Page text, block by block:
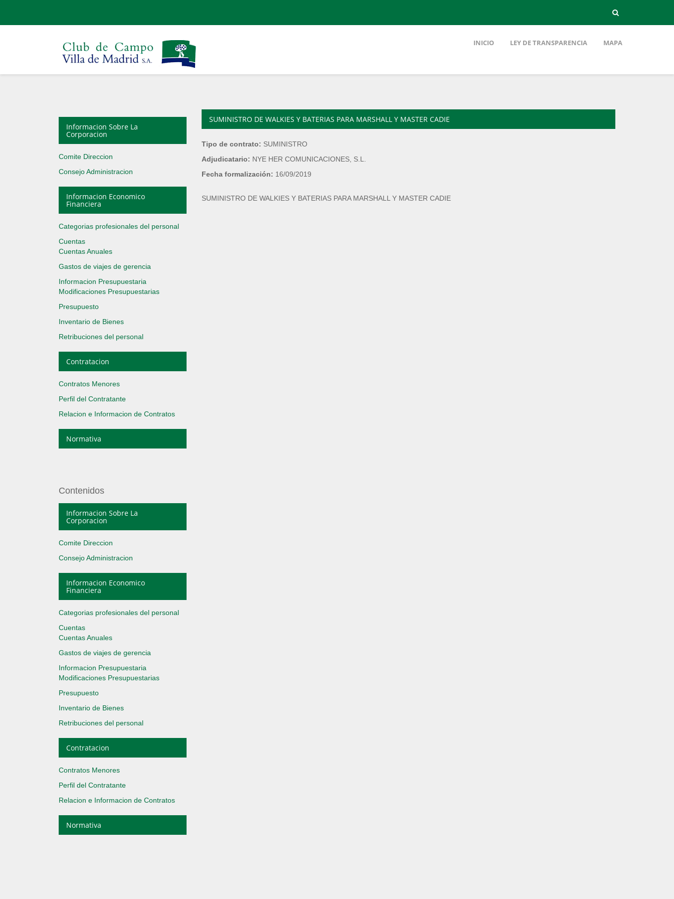
INICIO LEY DE TRANSPARENCIA MAPA
Informacion Sobre La
Corporacion
Comite Direccion
Consejo Administracion
Informacion Economico
Financiera
Categorias profesionales del personal
Cuentas
Cuentas Anuales
Gastos de viajes de gerencia
Informacion Presupuestaria
Modificaciones Presupuestarias
Presupuesto
Inventario de Bienes
Retribuciones del personal
Contratacion
Contratos Menores
Perfil del Contratante
Relacion e Informacion de Contratos
Normativa
Contenidos
Informacion Sobre La
Corporacion
Comite Direccion
Consejo Administracion
Informacion Economico
Financiera
Categorias profesionales del personal
Cuentas
Cuentas Anuales
Gastos de viajes de gerencia
Informacion Presupuestaria
Modificaciones Presupuestarias
Presupuesto
Inventario de Bienes
Retribuciones del personal
Contratacion
Contratos Menores
Perfil del Contratante
Relacion e Informacion de Contratos
Normativa
SUMINISTRO DE WALKIES Y BATERIAS PARA MARSHALL Y MASTER CADIE
Tipo de contrato: SUMINISTRO
Adjudicatario: NYE HER COMUNICACIONES, S.L.
Fecha formalización: 16/09/2019
SUMINISTRO DE WALKIES Y BATERIAS PARA MARSHALL Y MASTER CADIE